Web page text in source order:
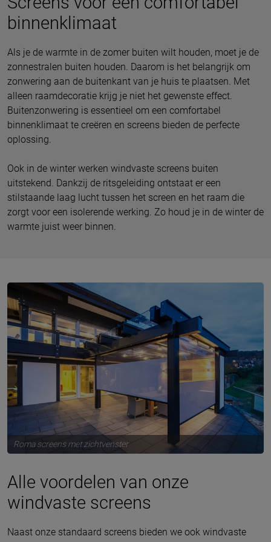
binnenklimaat
Als je de warmte in de zomer buiten wilt houden, moet je de
zonnestralen buiten houden. Daarom is het belangrijk om
zonwering aan de buitenkant van je huis te plaatsen. Met
alleen raamdecoratie krijg je niet het gewenste effect.
Buitenzonwering is essentieel om een comfortabel
binnenklimaat te creëren en screens bieden de perfecte
oplossing.
Ook in de winter werken windvaste screens buiten
uitstekend. Dankzij de ritsgeleiding ontstaat er een
stilstaande laag lucht tussen het screen en het raam die
zorgt voor een isolerende werking. Zo houd je in de winter de
warmte juist weer binnen.
Roma screens met zichtvenster
Alle voordelen van onze
windvaste screens
Naast onze standaard screens bieden we ook windvaste